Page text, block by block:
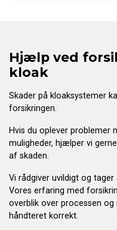
Hjælp ved
kloak
Skader på kloaksystemer
forsikringen.
Hvis du oplever problemer
muligheder, hjælper vi
af skaden.
Vi rådgiver uvildigt og
Vores erfaring med
overblik over processen og
håndteret korrekt.